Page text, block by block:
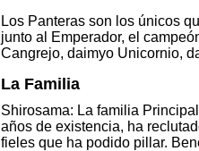
Los Panteras son los únicos
junto al Emperador, el
Cangrejo, daimyo Unicornio,
La Familia
Shirosama: La familia
años de existencia, ha
fieles que ha podido pillar.